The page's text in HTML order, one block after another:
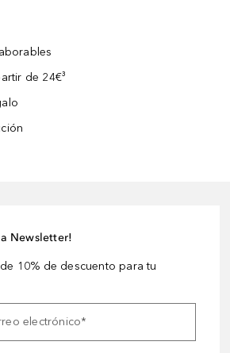
de 24€³
Newsletter!
10% de descuento para tu
electrónico*